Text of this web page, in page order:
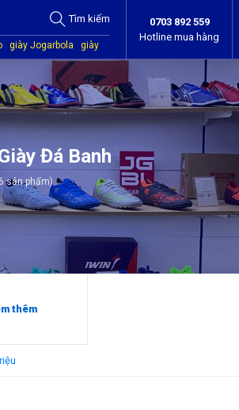
Tìm kiếm
giày Jogarbola
giày
0703 892 559
Hotline mua hàng
Đá Banh
sản phẩm)
thêm